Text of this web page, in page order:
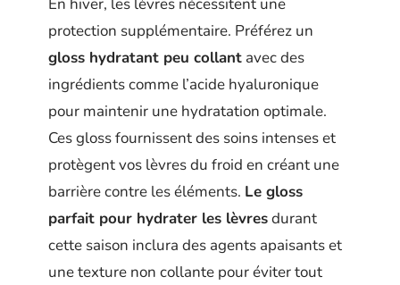
protection supplémentaire. Préférez un
gloss hydratant peu collant avec des
ingrédients comme l’acide hyaluronique
pour maintenir une hydratation optimale.
Ces gloss fournissent des soins intenses et
protègent vos lèvres du froid en créant une
barrière contre les éléments. Le gloss
parfait pour hydrater les lèvresdurant
cette saison inclura des agents apaisants et
une texture non collante pour éviter tout